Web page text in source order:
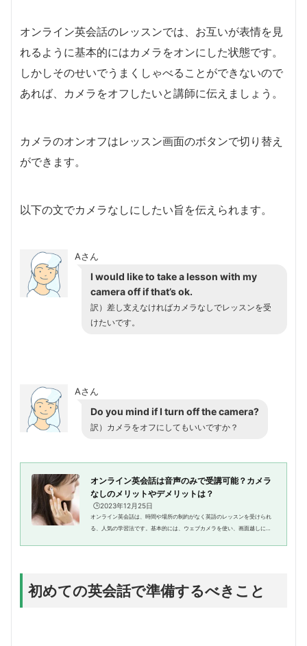
オンライン英会話のレッスンでは、お互いが表情を見
れるように基本的にはカメラをオンにした状態です。
しかしそのせいでうまくしゃべることができないので
あれば、カメラをオフしたいと講師に伝えましょう。
カメラのオンオフはレッスン画面のボタンで切り替え
ができます。
以下の文でカメラなしにしたい旨を伝えられます。
Aさん
I would like to take a lesson with my
camera off if that’s ok.
訳）差し支えなければカメラなしでレッスンを受
けたいです。
Aさん
Do you mind if I turn off the camera?
訳）カメラをオフにしてもいいですか？
オンライン英会話は音声のみで受講可能？カメラ
なしのメリットやデメリットは？
🕒️2023年12月25日
オンライン英会話は、時間や場所の制約がなく英語のレッスンを受けられ
る、人気の学習法です。基本的には、ウェブカメラを使い、画面越しに講
初めての英会話で準備するべきこと